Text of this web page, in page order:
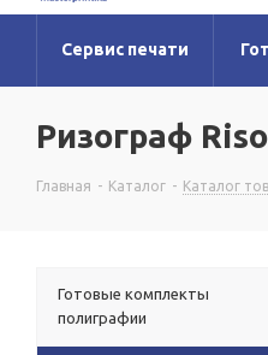
Сервис печати
Ризограф
Главная - Каталог - Каталог
Готовые комплекты
полиграфии